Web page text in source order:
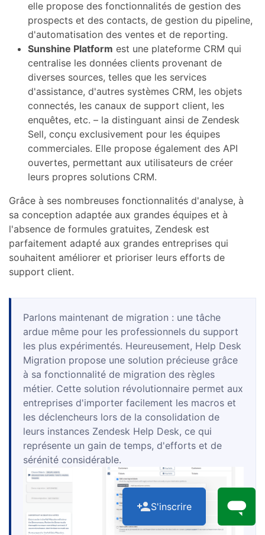
elle propose des fonctionnalités de gestion des
prospects et des contacts, de gestion du pipeline,
d'automatisation des ventes et de reporting.
Sunshine Platform est une plateforme CRM qui
centralise les données clients provenant de
diverses sources, telles que les services
d'assistance, d'autres systèmes CRM, les objets
connectés, les canaux de support client, les
enquêtes, etc. – la distinguant ainsi de Zendesk
Sell, conçu exclusivement pour les équipes
commerciales. Elle propose également des API
ouvertes, permettant aux utilisateurs de créer
leurs propres solutions CRM.
Grâce à ses nombreuses fonctionnalités d'analyse, à
sa conception adaptée aux grandes équipes et à
l'absence de formules gratuites, Zendesk est
parfaitement adapté aux grandes entreprises qui
souhaitent améliorer et prioriser leurs efforts de
support client.
Parlons maintenant de migration : une tâche
ardue même pour les professionnels du support
les plus expérimentés. Heureusement, Help Desk
Migration propose une solution précieuse grâce
à sa fonctionnalité de migration des règles
métier. Cette solution révolutionnaire permet aux
entreprises d'importer facilement les macros et
les déclencheurs lors de la consolidation de
leurs instances Zendesk Help Desk, ce qui
représente un gain de temps, d'efforts et de
sérénité considérable.
S'inscrire